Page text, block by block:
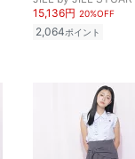
15,136円 20%OFF
2,064ポイント